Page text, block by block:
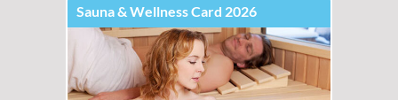
Sauna & Wellness Card 2026